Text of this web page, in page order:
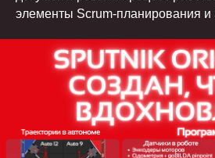
элементы Scrum-планирования и